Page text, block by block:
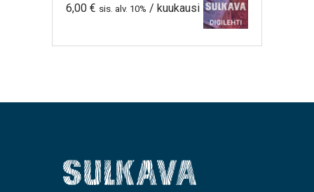
6,00 € sis. alv. 10% / kuukausi